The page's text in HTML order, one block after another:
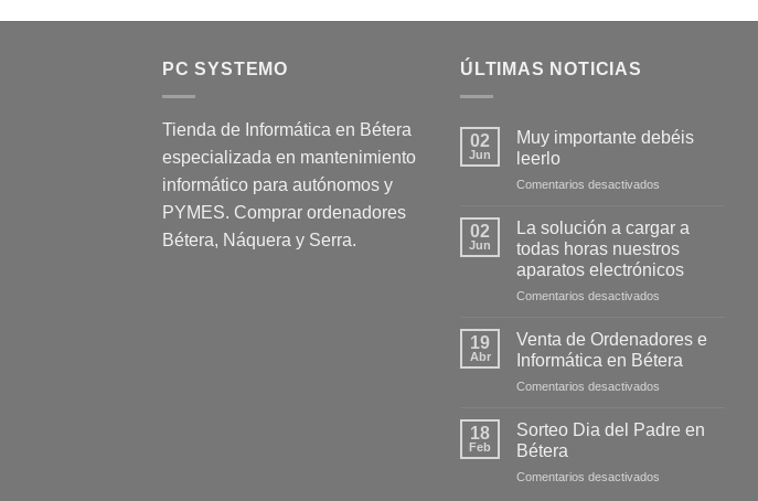
PC SYSTEMO
Tienda de Informática en Bétera
especializada en mantenimiento
informático para autónomos y
PYMES. Comprar ordenadores
Bétera, Náquera y Serra.
ÚLTIMAS NOTICIAS
02
Jun
Muy importante debéis
leerlo
Comentarios desactivados
02
Jun
La solución a cargar a
todas horas nuestros
aparatos electrónicos
Comentarios desactivados
19
Abr
Venta de Ordenadores e
Informática en Bétera
Comentarios desactivados
18
Feb
Sorteo Dia del Padre en
Bétera
Comentarios desactivados